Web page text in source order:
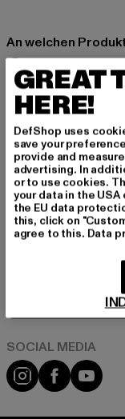
An welchen
MÄNNER
FRAUEN
E-MAIL
Informationen dazu,
in unserer
abmelden.
Instagram
Facebook
GREAT
HERE!
DefShop uses
save your
provide and
advertising. In
or to use cookies.
your data in the
the EU data
this, click on
agree to this. Data